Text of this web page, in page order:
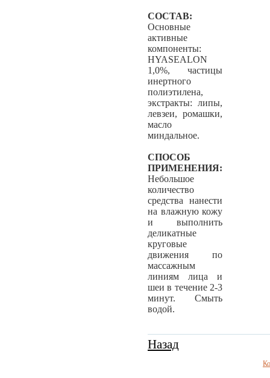
СОСТАВ:
Основные
активные
компоненты:
HYASEALON
1,0%, частицы
инертного
полиэтилена,
экстракты: липы,
левзеи, ромашки,
масло
миндальное.
СПОСОБ
ПРИМЕНЕНИЯ:
Небольшое
количество
средства нанести
на влажную кожу
и выполнить
деликатные
круговые
движения по
массажным
линиям лица и
шеи в течение 2-3
минут. Смыть
водой.
Назад